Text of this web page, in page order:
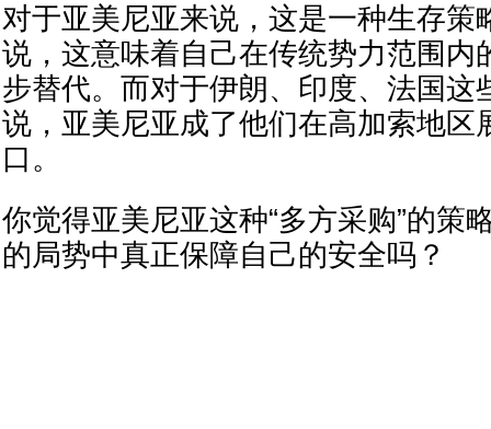
对于亚美尼亚来说，这是一种生存策
说，这意味着自己在传统势力范围内
步替代。而对于伊朗、印度、法国这
说，亚美尼亚成了他们在高加索地区
口。
你觉得亚美尼亚这种“多方采购”的策
的局势中真正保障自己的安全吗？